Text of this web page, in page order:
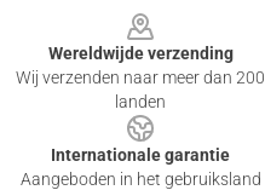
Wereldwijde verzending
Wij verzenden naar meer dan 200
landen
Internationale garantie
Aangeboden in het gebruiksland